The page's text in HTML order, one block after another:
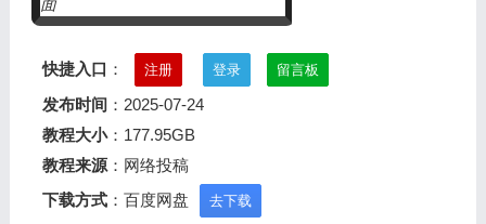
快捷入口 ： 注册 登录 留言板
发布时间 ：2025-07-24
教程大小：177.95GB
教程来源：网络投稿
下载方式：百度网盘 去下载